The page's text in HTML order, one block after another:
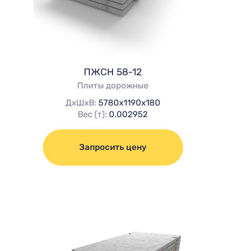
ПЖСН 58-12
Плиты дорожные
ДхШхВ: 5780х1190х180
Вес (т): 0.002952
Запросить цену